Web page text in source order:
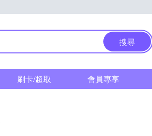
搜尋
刷卡/超取 會員專享